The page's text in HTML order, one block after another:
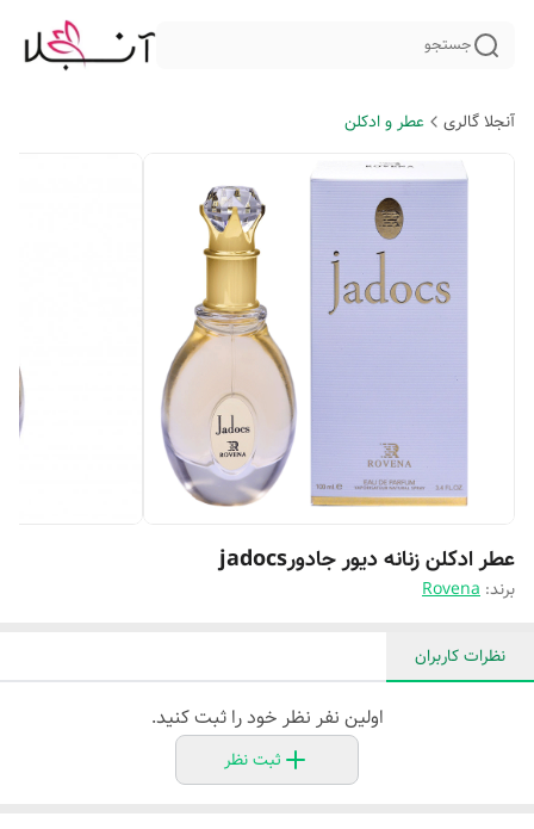
جستجو
آنجلا گالری عطر و ادکلن
عطر ادکلن زنانه دیور جادورjadocs
برند: Rovena
نظرات کاربران
اولین نفر نظر خود را ثبت کنید.
ثبت نظر